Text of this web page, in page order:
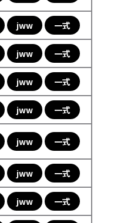
jww 一式
jww 一式
jww 一式
jww 一式
jww 一式
jww 一式
jww 一式